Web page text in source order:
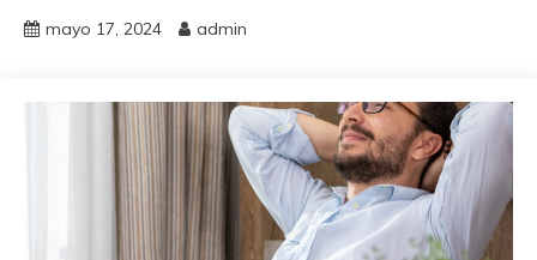
mayo 17, 2024 admin